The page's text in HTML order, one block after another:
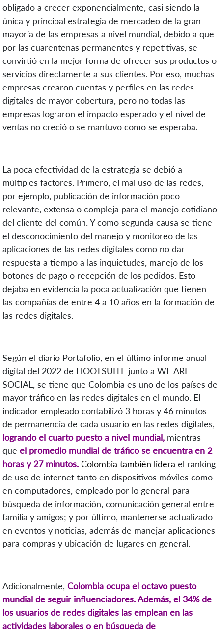
obligado a crecer exponencialmente, casi siendo la
única y principal estrategia de mercadeo de la gran
mayoría de las empresas a nivel mundial, debido a que
por las cuarentenas permanentes y repetitivas, se
convirtió en la mejor forma de ofrecer sus productos o
servicios directamente a sus clientes. Por eso, muchas
empresas crearon cuentas y perfiles en las redes
digitales de mayor cobertura, pero no todas las
empresas lograron el impacto esperado y el nivel de
ventas no creció o se mantuvo como se esperaba.
La poca efectividad de la estrategia se debió a
múltiples factores. Primero, el mal uso de las redes,
por ejemplo, publicación de información poco
relevante, extensa o compleja para el manejo cotidiano
del cliente del común. Y como segunda causa se tiene
el desconocimiento del manejo y monitoreo de las
aplicaciones de las redes digitales como no dar
respuesta a tiempo a las inquietudes, manejo de los
botones de pago o recepción de los pedidos. Esto
dejaba en evidencia la poca actualización que tienen
las compañías de entre 4 a 10 años en la formación de
las redes digitales.
Según el diario Portafolio, en el último informe anual
digital del 2022 de HOOTSUITE junto a WE ARE
SOCIAL, se tiene que Colombia es uno de los países de
mayor tráfico en las redes digitales en el mundo. El
indicador empleado contabilizó 3 horas y 46 minutos
de permanencia de cada usuario en las redes digitales,
logrando el cuarto puesto a nivel mundial, mientras
que el promedio mundial de tráfico se encuentra en 2
horas y 27 minutos. Colombia también lidera el ranking
de uso de internet tanto en dispositivos móviles como
en computadores, empleado por lo general para
búsqueda de información, comunicación general entre
familia y amigos; y por último, mantenerse actualizado
en eventos y noticias, además de manejar aplicaciones
para compras y ubicación de lugares en general.
Adicionalmente, Colombia ocupa el octavo puesto
mundial de seguir influenciadores. Además, el 34% de
los usuarios de redes digitales las emplean en las
actividades laborales o en búsqueda de